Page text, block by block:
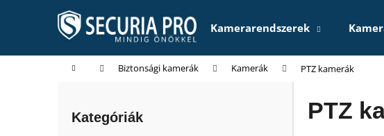
Kamerarendszerek
KezdőlapBiztonsági kamerák Kamerák PTZ kamerák
Kategóriák
átugrása
Kategóriák PTZ
Vissza
a boltba
Vissza
a boltba